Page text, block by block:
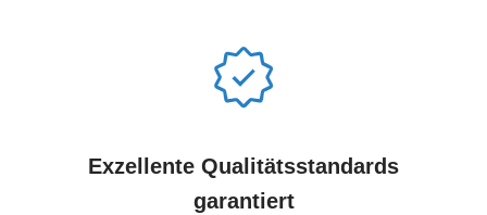
Exzellente Qualitätsstandards
garantiert